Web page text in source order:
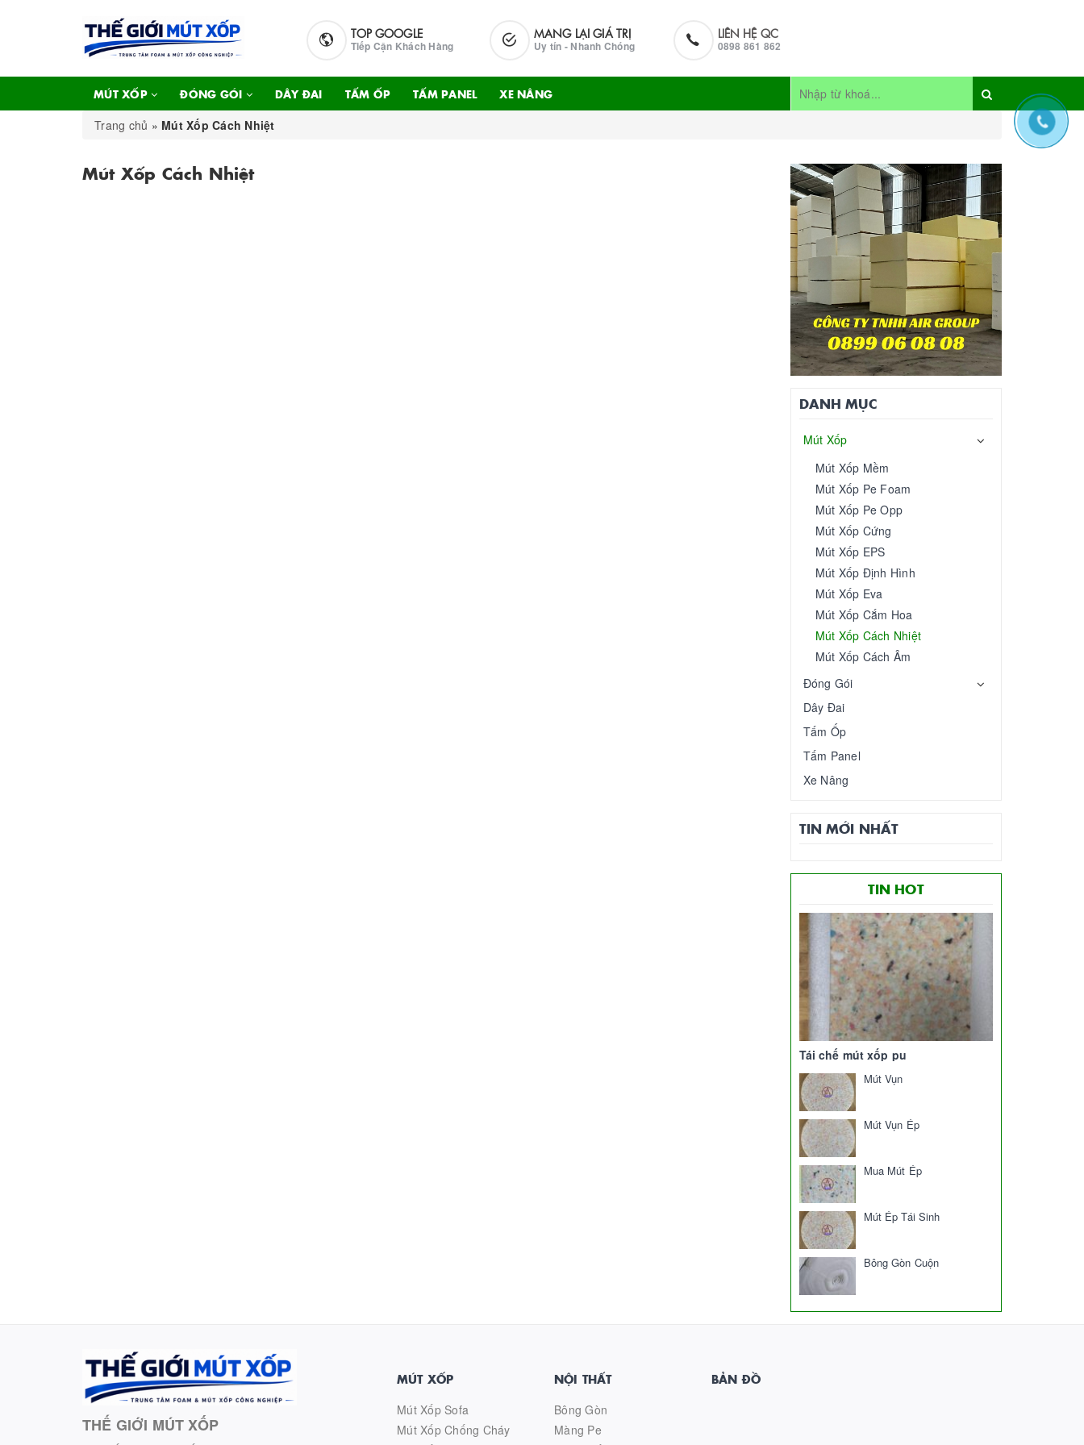
TOP GOOGLE
Tiếp Cận Khách Hàng
MANG LẠI GIÁ TRỊ
Uy tín - Nhanh Chóng
LIÊN HỆ QC
0898 861 862
MÚT XỐP ĐÓNG GÓI DÂY ĐAI TẤM ỐP TẤM PANEL XE NÂNG
Trang chủ » Mút Xốp Cách Nhiệt
Mút Xốp Cách Nhiệt
DANH MỤC
Mút Xốp
Mút Xốp Mềm
Mút Xốp Pe Foam
Mút Xốp Pe Opp​
Mút Xốp Cứng
Mút Xốp EPS
Mút Xốp Định Hình
Mút Xốp Eva
Mút Xốp Cắm Hoa
Mút Xốp Cách Nhiệt
Mút Xốp Cách Âm
Đóng Gói
Dây Đai
Tấm Ốp
Tấm Panel
Xe Nâng
TIN MỚI NHẤT
TIN HOT
Tái chế mút xốp pu
Mút Vụn
Mút Vụn Ép
Mua Mút Ép
Mút Ép Tái Sinh
Bông Gòn Cuộn
THẾ GIỚI MÚT XỐP
MÚT XỐP
Mút Xốp Sofa
Mút Xốp Chống Cháy
NỘI THẤT
Bông Gòn
Màng Pe
BẢN ĐỒ